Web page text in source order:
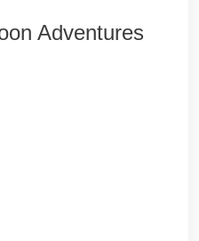
Adventures